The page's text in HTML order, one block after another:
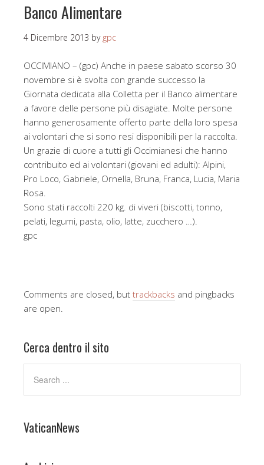
Banco Alimentare
4 Dicembre 2013 by gpc
OCCIMIANO – (gpc) Anche in paese sabato scorso 30
novembre si è svolta con grande successo la
Giornata dedicata alla Colletta per il Banco alimentare
a favore delle persone più disagiate. Molte persone
hanno generosamente offerto parte della loro spesa
ai volontari che si sono resi disponibili per la raccolta.
Un grazie di cuore a tutti gli Occimianesi che hanno
contribuito ed ai volontari (giovani ed adulti): Alpini,
Pro Loco, Gabriele, Ornella, Bruna, Franca, Lucia, Maria
Rosa.
Sono stati raccolti 220 kg. di viveri (biscotti, tonno,
pelati, legumi, pasta, olio, latte, zucchero …).
gpc
Comments are closed, but trackbacks and pingbacks
are open.
Cerca dentro il sito
VaticanNews